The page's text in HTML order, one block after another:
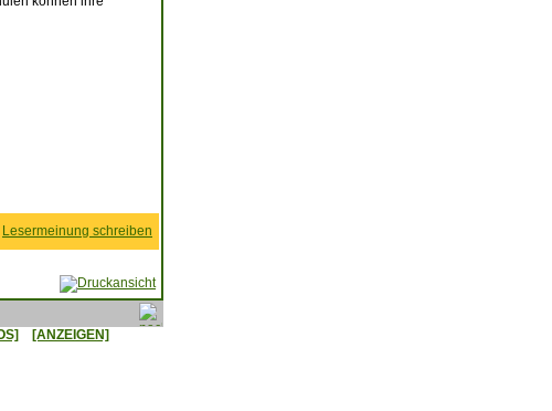
Lesermeinung schreiben
[ANZEIGEN]